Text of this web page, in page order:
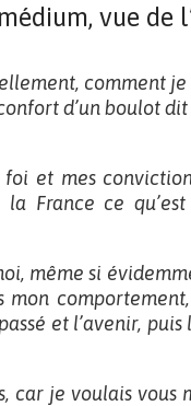
vue de
comment
d’un boulot
et mes
France ce
même si
et l’avenir,
car je voulais vous